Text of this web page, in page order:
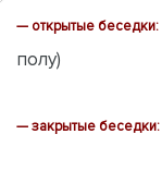
— открытые беседки:
полу)
— закрытые беседки: